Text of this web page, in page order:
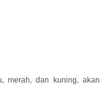
merah, dan kuning, akan